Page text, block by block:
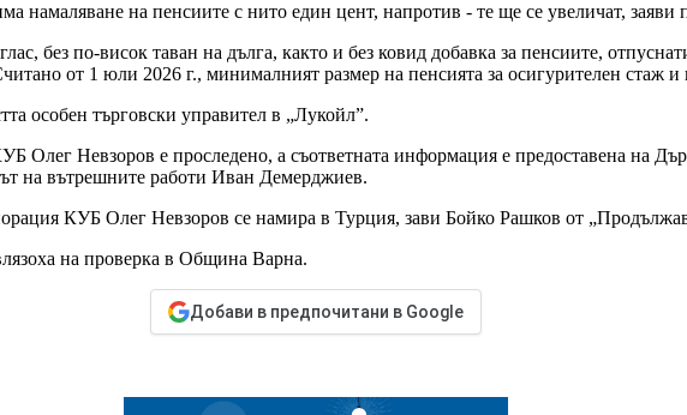
намаляване на пенсиите с нито един цент, напротив - те ще се увеличат, заяви
без по-висок таван на дълга, както и без ковид добавка за пенсиите,
от 1 юли 2026 г., минималният размер на пенсията за осигурителен стаж
особен търговски управител в „Лукойл”.
Олег Невзоров е проследено, а съответната информация е предоставена на
на вътрешните работи Иван Демерджиев.
КУБ Олег Невзоров се намира в Турция, зави Бойко Рашков от
на проверка в Община Варна.
Добави в предпочитани в Google